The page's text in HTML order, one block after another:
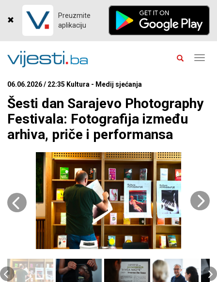
Preuzmite
aplikaciju
06.06.2026 / 22:35 Kultura - Medij sjećanja
Šesti dan Sarajevo Photography
Festivala: Fotografija između
arhiva, priče i performansa